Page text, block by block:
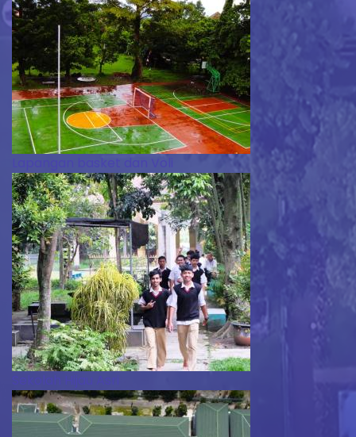
Lapangan basket dan Voli
Sekolah Hijau Asri